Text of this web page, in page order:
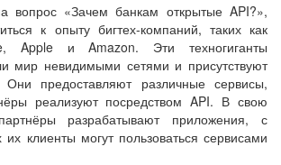
вопрос «Зачем банкам открытые API?»,
к опыту бигтех-компаний, таких как
Apple и Amazon. Эти техногиганты
мир невидимыми сетями и присутствуют
предоставляют различные сервисы,
реализуют посредством API. В свою
разрабатывают приложения, с
клиенты могут пользоваться сервисами